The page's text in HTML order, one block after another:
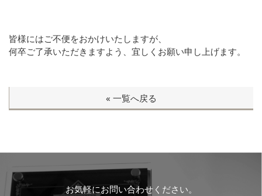
皆様にはご不便をおかけいたしますが、
何卒ご了承いただきますよう、宜しくお願い申し上げます。
« 一覧へ戻る
お気軽にお問い合わせください。